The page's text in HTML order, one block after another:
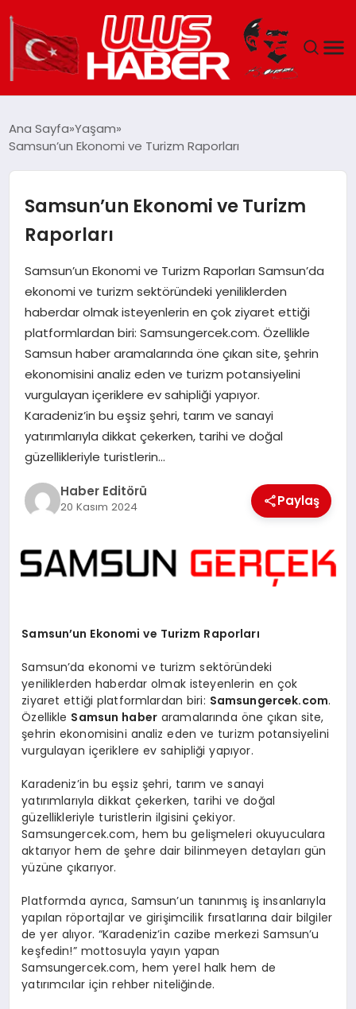
EKONOMI
SIYASET
SPOR
YAŞAM
Ana Sayfa Yaşam
Samsun’un Ekonomi ve Turizm Raporları
Samsun’un Ekonomi ve Turizm
Raporları
Samsun’un Ekonomi ve Turizm Raporları Samsun’da
ekonomi ve turizm sektöründeki yeniliklerden
haberdar olmak isteyenlerin en çok ziyaret ettiği
platformlardan biri: Samsungercek.com. Özellikle
Samsun haber aramalarında öne çıkan site, şehrin
ekonomisini analiz eden ve turizm potansiyelini
vurgulayan içeriklere ev sahipliği yapıyor.
Karadeniz’in bu eşsiz şehri, tarım ve sanayi
yatırımlarıyla dikkat çekerken, tarihi ve doğal
güzellikleriyle turistlerin…
Haber Editörü
20 Kasım 2024 Paylaş
Samsun’un Ekonomi ve Turizm Raporları
Samsun’da ekonomi ve turizm sektöründeki
yeniliklerden haberdar olmak isteyenlerin en çok
ziyaret ettiği platformlardan biri: Samsungercek.com.
Özellikle Samsun haber aramalarında öne çıkan site,
şehrin ekonomisini analiz eden ve turizm potansiyelini
vurgulayan içeriklere ev sahipliği yapıyor.
Karadeniz’in bu eşsiz şehri, tarım ve sanayi
yatırımlarıyla dikkat çekerken, tarihi ve doğal
güzellikleriyle turistlerin ilgisini çekiyor.
Samsungercek.com, hem bu gelişmeleri okuyuculara
aktarıyor hem de şehre dair bilinmeyen detayları gün
yüzüne çıkarıyor.
Platformda ayrıca, Samsun’un tanınmış iş insanlarıyla
yapılan röportajlar ve girişimcilik fırsatlarına dair bilgiler
de yer alıyor. “Karadeniz’in cazibe merkezi Samsun’u
keşfedin!” mottosuyla yayın yapan
Samsungercek.com, hem yerel halk hem de
yatırımcılar için rehber niteliğinde.